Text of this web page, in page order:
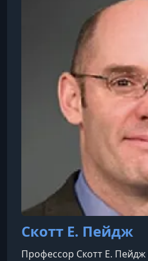
прикладной математики
Университете Колорадо
Чартье является
премии за преподавание
ассоциации Америки
Скотт Е. Пейдж
Профессор Скотт Е. Пейдж